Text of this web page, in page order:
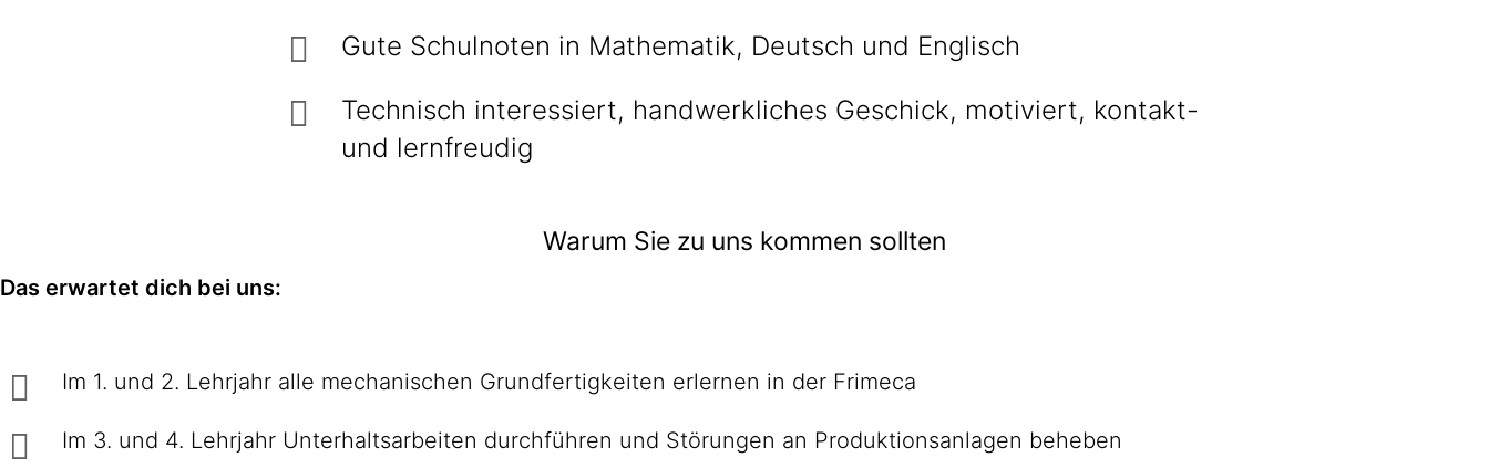
Gute Schulnoten in Mathematik, Deutsch und Englisch
Technisch interessiert, handwerkliches Geschick, motiviert, kontakt-
und lernfreudig
Warum Sie zu uns kommen sollten
Das erwartet dich bei uns:
Im 1. und 2. Lehrjahr alle mechanischen Grundfertigkeiten erlernen in der Frimeca
Im 3. und 4. Lehrjahr Unterhaltsarbeiten durchführen und Störungen an Produktionsanlagen beheben